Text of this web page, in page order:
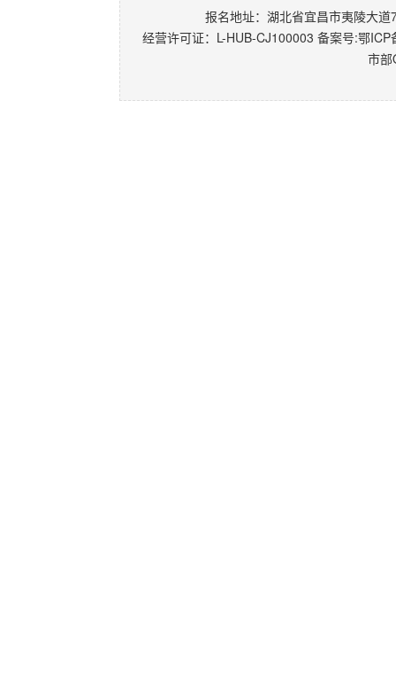
报名地址：湖北省宜昌市夷陵大
经营许可证：L-HUB-CJ100003 备案号:鄂ICP
市